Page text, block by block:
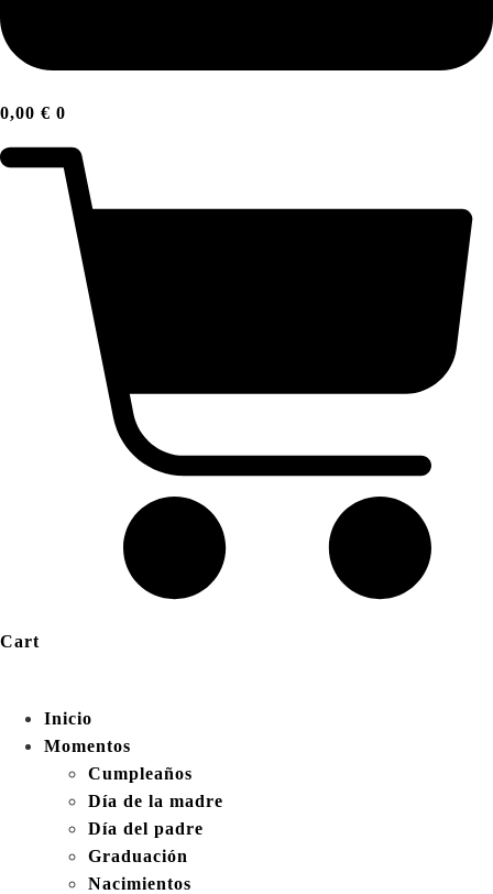
0,00 € 0
Cart
Inicio
Momentos
Cumpleaños
Día de la madre
Día del padre
Graduación
Nacimientos